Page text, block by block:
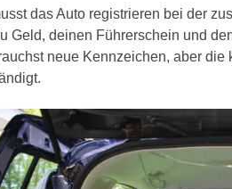
das Auto registrieren bei der
Geld, deinen Führerschein und
neue Kennzeichen, aber die